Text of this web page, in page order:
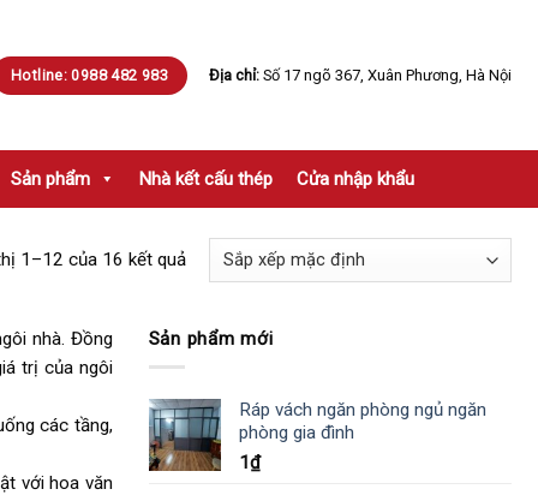
Hotline: 0988 482 983 Địa chỉ: Số 17 ngõ 367, Xuân Phương, Hà Nội
Sản phẩm Nhà kết cấu thép Cửa nhập khẩu
1–12 của 16 kết quả
nhà. Đồng
trị của ngôi
các tầng,
với hoa văn
Sản phẩm mới
Ráp vách ngăn phòng ngủ ngăn
phòng gia đình
1₫